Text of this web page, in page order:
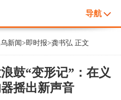
导航
乌新闻>即时报>龚书弘 正文
鼓“变形记”：在义
摇出新声音